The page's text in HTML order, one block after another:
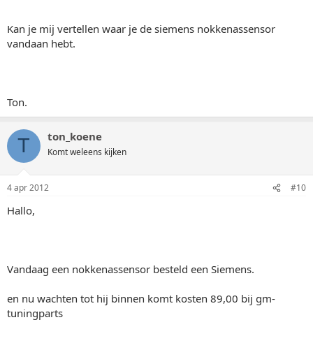
Kan je mij vertellen waar je de siemens nokkenassensor
vandaan hebt.
Ton.
T ton_koene
Komt weleens kijken
4 apr 2012 #10
Hallo,
Vandaag een nokkenassensor besteld een Siemens.
en nu wachten tot hij binnen komt kosten 89,00 bij gm-
tuningparts